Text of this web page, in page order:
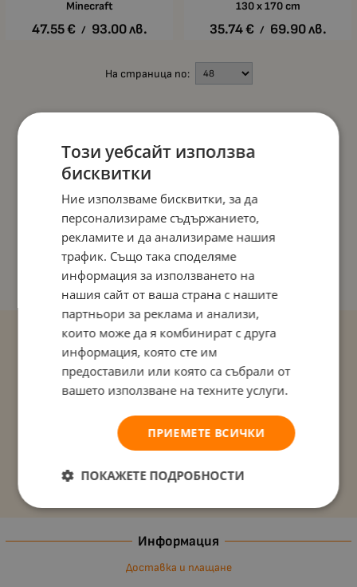
Minecraft
47.55€ / 93.00лв.
130 х 170 сm
35.74€ / 69.90лв.
На страница по:
Информация
Доставка и плащане
Този уебсайт използва
бисквитки
Ние използваме бисквитки, за да
персонализираме съдържанието,
рекламите и да анализираме нашия
трафик. Също така споделяме
информация за използването на
нашия сайт от ваша страна с нашите
партньори за реклама и анализи,
които може да я комбинират с друга
информация, която сте им
предоставили или която са събрали от
вашето използване на техните услуги.
ПРИЕМЕТЕ ВСИЧКИ
ПОКАЖЕТЕ ПОДРОБНОСТИ